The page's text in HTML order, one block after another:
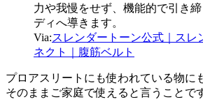
力や我慢をせず、機能的で引き
ディへ導きます。
Via:スレンダートーン公式｜スレ
ネクト｜腹筋ベルト
プロアスリートにも使われている物に
そのままご家庭で使えると言うことで